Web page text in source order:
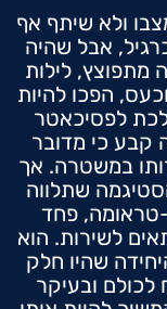
ולא שיתף אף
אבל שהיה
מתפוצץ, לילות
הפכו להיות
לפסיכאטר
קבע כי מדובר
במשטרה. אך
שתלווה
טראומה, פחד
לשירות. הוא
שהיו חלק
לכולם ובעיקר